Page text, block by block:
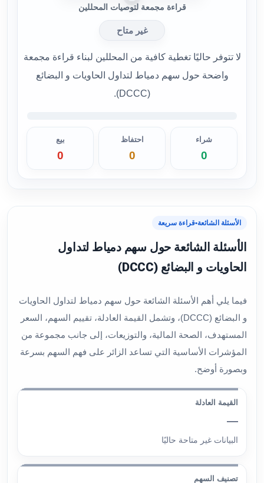
قراءة مجمعة لتوصيات المحللين
غير متاح
لا تتوفر حاليًا تغطية كافية من المحللين لبناء قراءة مجمعة
واضحة حول سهم دمياط لتداول الحاويات و البضائع
(DCCC).
شراء
0
احتفاظ
0
بيع
0
الأسئلة الشائعة•قراءة سريعة
الأسئلة الشائعة حول سهم دمياط لتداول
الحاويات و البضائع (DCCC)
فيما يلي أهم الأسئلة الشائعة حول سهم دمياط لتداول الحاويات
و البضائع (DCCC)، وتشمل القيمة العادلة، تقييم السهم، السعر
المستهدف، الصحة المالية، والتوزيعات، إلى جانب مجموعة من
المؤشرات الأساسية التي تساعد الزائر على فهم السهم بسرعة
وبصورة أوضح.
القيمة العادلة
—
البيانات غير متاحة حاليًا
تصنيف السهم